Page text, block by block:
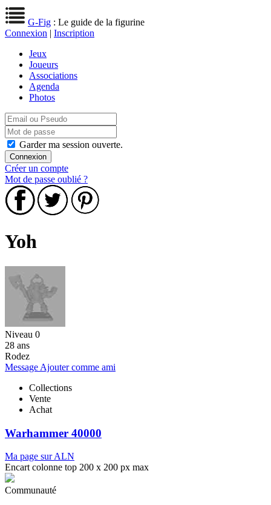
G-Fig : Le guide de la figurine
Connexion | Inscription
Jeux
Joueurs
Associations
Agenda
Photos
Garder ma session ouverte.
Créer un compte
Mot de passe oublié ?
Yoh
Niveau 0
28 ans
Rodez
Message Ajouter comme ami
Collections
Vente
Achat
Warhammer 40000
Ma page sur ALN
Encart colonne top 200 x 200 px max
Communauté